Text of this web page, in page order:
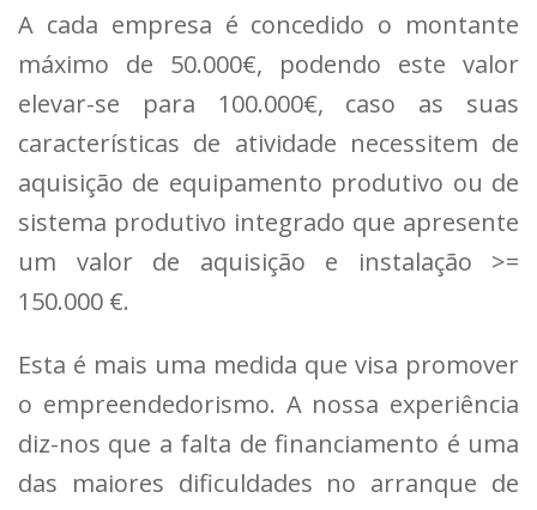
A cada empresa é concedido o montante
máximo de 50.000€, podendo este valor
elevar-se para 100.000€, caso as suas
características de atividade necessitem de
aquisição de equipamento produtivo ou de
sistema produtivo integrado que apresente
um valor de aquisição e instalação >=
150.000 €.
Esta é mais uma medida que visa promover
o empreendedorismo. A nossa experiência
diz-nos que a falta de financiamento é uma
das maiores dificuldades no arranque de